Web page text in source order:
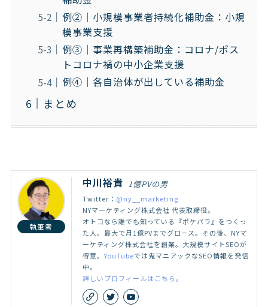
例②｜小規模事業者持続化補助金：小規
模事業支援
例③｜事業再構築補助金：コロナ/ポス
トコロナ禍の中小企業支援
例④｜各自治体が出している補助金
まとめ
執筆者
中川裕貴 1億PVの男
Twitter： @ny__marketing
NYマーケティング株式会社 代表取締役。
オトコなら誰でも知っている『ポケパラ』をつくっ
た人。最大で月1億PVまでグロース。その後、NYマ
ーケティング株式会社を創業。大規模サイトSEOが
得意。YouTubeでは鬼マニアックなSEO情報を発信
中。
詳しいプロフィールはこちら。